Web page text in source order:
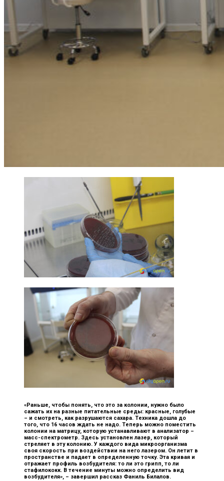
«Раньше, чтобы понять, что это за колонии, нужно было
сажать их на разные питательные среды: красные, голубые
– и смотреть, как разрушаются сахара. Техника дошла до
того, что 16 часов ждать не надо. Теперь можно поместить
колонии на матрицу, которую устанавливают в анализатор –
масс-спектрометр. Здесь установлен лазер, который
стреляет в эту колонию. У каждого вида микроорганизма
своя скорость при воздействии на него лазером. Он летит в
пространстве и падает в определенную точку. Эта кривая и
отражает профиль возбудителя: то ли это грипп, то ли
стафилококк. В течение минуты можно определить вид
возбудителя», – завершил рассказ Фаниль Билалов.